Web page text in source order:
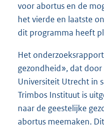
voor abortus en de
het vierde en laatste
dit programma heeft
Het
gezondheid», dat
Universiteit Utrecht in
Trimbos Instituut is
naar de geestelijke
abortus meemaken.